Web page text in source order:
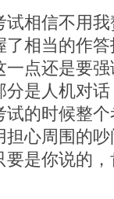
相信不用我
相当的作
点还是要
是人机对
的时候整
心周围的
是你说的